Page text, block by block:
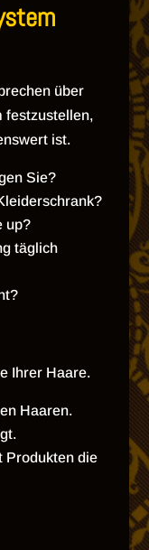
über
festzustellen,
ist.
Sie?
up?
täglich
Ihrer Haare.
Haaren.
Produkten die